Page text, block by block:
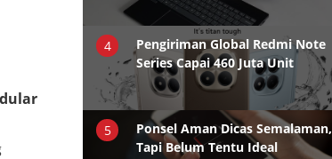
4
Pengiriman Global Redmi Note
Series Capai 460 Juta Unit
5
Ponsel Aman Dicas Semalaman,
Tapi Belum Tentu Ideal